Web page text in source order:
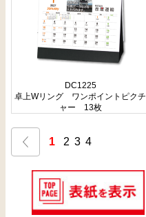
DC1225
卓上Wリング ワンポイントピクチ
ャー 13枚
1 2 3 4